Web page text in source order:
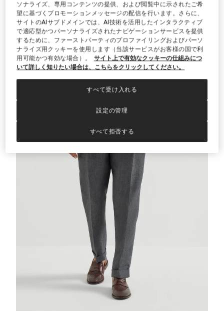
ギャバジン フォーマルジャケット パナマ
ギャバジン フォーマルジャケット
HK$ 40.200,00
ソナライズ、専用コンテンツの提供、および閲覧中に示されたご希
望に基づくプロモーションメッセージの配信を行います。さらに、
サイトのAIサブドメインでは、AI技術を活用したインタラクティブ
で適応型かつパーソナライズされたナビゲーションサービスを提供
するために、ファーストパーティのプロファイリングおよびパーソ
ナライズ用クッキーを使用します（当該サービスがお客様の国で利
用可能かつ有効な場合）。
サイト上で有効なクッキーの仕組みにつ
いて詳しく知りたい場合は、こちらをクリックしてください。
設定の管理
すべて拒否する
すべて受け入れる